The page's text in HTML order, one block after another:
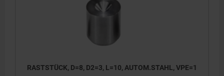
RASTSTÜCK, D=8, D2=3, L=10, AUTOM.STAHL, VPE=1